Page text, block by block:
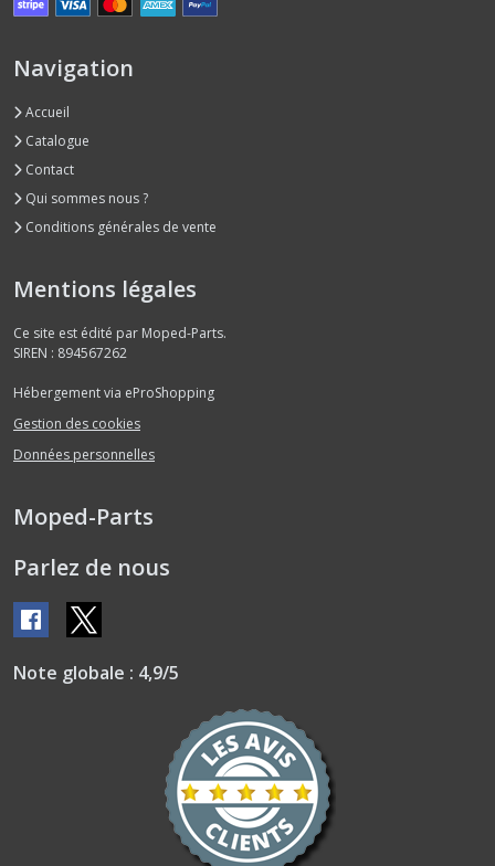
de
vitesse
Courroie
Cylindre
piston
(3)
Direction
Electricité
(3)
Navigation
Accueil
Catalogue
Contact
Qui sommes nous ?
Conditions générales de vente
Mentions légales
Ce site est édité par Moped-Parts.
SIREN : 894567262
Hébergement via eProShopping
Gestion des cookies
Données personnelles
Moped-Parts
Parlez de nous
Note globale : 4,9/5